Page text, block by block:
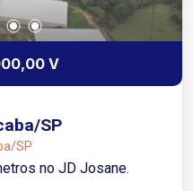
V
SP
SP
no JD Josane.